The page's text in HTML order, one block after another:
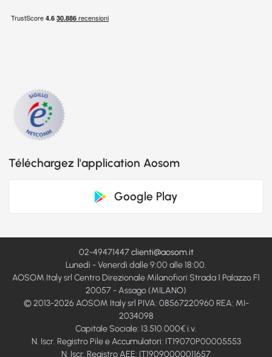
Téléchargez l'application Aosom
Google Play
02-49471447clienti@aosom.it
Lunedì - Venerdì dalle 9:00 alle 18:00.
AOSOM Italy srl Centro Direzionale Milanofiori Strada 1 Palazzo F1
20057 - Assago (MILANO)
© 2013-2026 AOSOM Italy srl PIVA: 08567220960 REA: MI-
2034098
Capitale Sociale: 13.510.000€ i.v.
N. Iscr. Registro Pile e Accumulatori: IT19070P00005553
N. Iscr. Registro AEE: IT19090000011657